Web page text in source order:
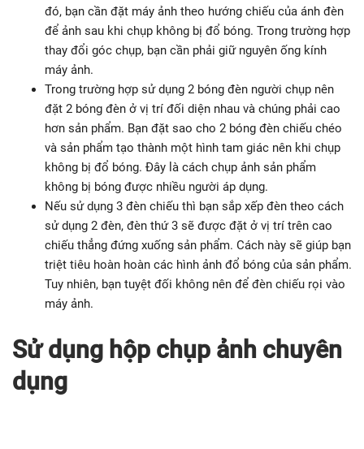
đó, bạn cần đặt máy ảnh theo hướng chiếu của ánh đèn
để ảnh sau khi chụp không bị đổ bóng. Trong trường hợp
thay đổi góc chụp, bạn cần phải giữ nguyên ống kính
máy ảnh.
Trong trường hợp sử dụng 2 bóng đèn người chụp nên
đặt 2 bóng đèn ở vị trí đối diện nhau và chúng phải cao
hơn sản phẩm. Bạn đặt sao cho 2 bóng đèn chiếu chéo
và sản phẩm tạo thành một hình tam giác nên khi chụp
không bị đổ bóng. Đây là cách chụp ảnh sản phẩm
không bị bóng được nhiều người áp dụng.
Nếu sử dụng 3 đèn chiếu thì bạn sắp xếp đèn theo cách
sử dụng 2 đèn, đèn thứ 3 sẽ được đặt ở vị trí trên cao
chiếu thẳng đứng xuống sản phẩm. Cách này sẽ giúp bạn
triệt tiêu hoàn hoàn các hình ảnh đổ bóng của sản phẩm.
Tuy nhiên, bạn tuyệt đối không nên để đèn chiếu rọi vào
máy ảnh.
Sử dụng hộp chụp ảnh chuyên
dụng